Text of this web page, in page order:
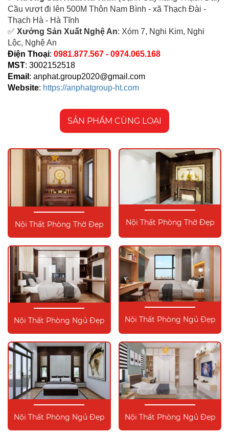
Cầu vượt đi lên 500M Thôn Nam Bình - xã Thạch Đài -
Thạch Hà - Hà Tĩnh
✅ Xưởng Sản Xuất Nghệ An: Xóm 7, Nghi Kim, Nghi
Lộc, Nghệ An
Điện Thoại: 0981.877.567 - 0974.065.168
MST: 3002152518
Email : anphat.group2020@gmail.com
Website: https://anphatgroup-ht.com
SẢN PHẨM CÙNG LOẠI
Nội Thất Phòng Thờ Đẹp Nội Thất Phòng Thờ Đẹp
Nội Thất Phòng Ngủ Đẹp Nội Thất Phòng Ngủ Đẹp
Nội Thất Phòng Ngủ Đẹp Nội Thất Phòng Ngủ Đẹp